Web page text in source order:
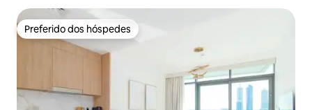
Preferido dos hóspedes
Preferido dos hóspedes